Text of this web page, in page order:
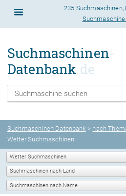
235 Suchmaschinen,
Suchmaschinen-
Datenbank.de
Suchmaschinen Datenbank > nach
Wetter Suchmaschinen